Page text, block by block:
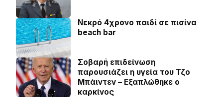
Νεκρό 4χρονο παιδί σε πισίνα
beach bar
Σοβαρή επιδείνωση
παρουσιάζει η υγεία του Τζο
Μπάιντεν – Εξαπλώθηκε ο
καρκίνος